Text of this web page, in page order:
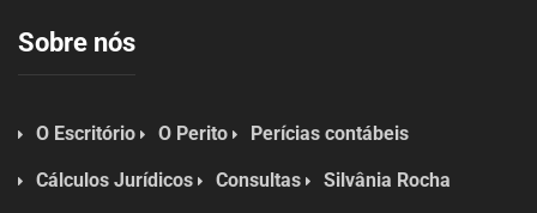
Sobre nós
O Escritório O Perito Perícias contábeis
Cálculos Jurídicos Consultas Silvânia Rocha